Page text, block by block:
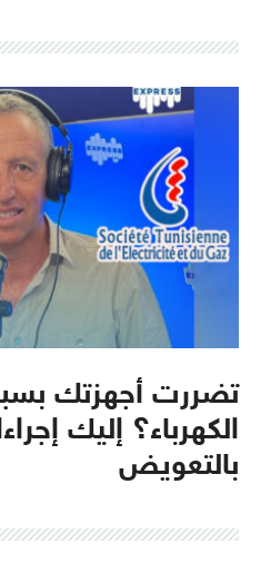
تضررت أجهزتك
الكهرباء؟ إليك
بالتعويض